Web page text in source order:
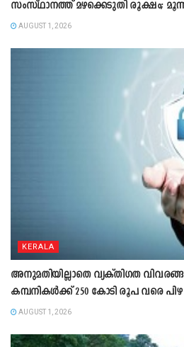
സംസ്ഥാനത്ത് മഴക്കെടുതി രൂക്ഷം;
AUGUST 1, 2026
KERALA
അനുമതിയില്ലാതെ വ്യക്തിഗത
കമ്പനികൾക്ക് 250 കോടി രൂപ വരെ പിഴ
AUGUST 1, 2026